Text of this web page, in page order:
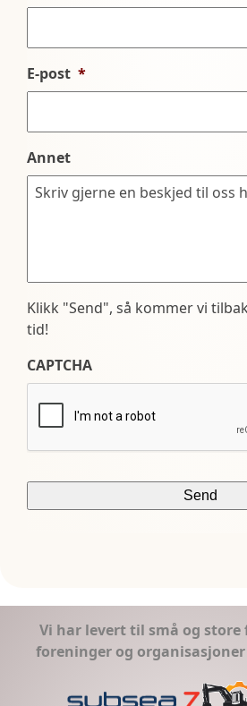
E-post *
Annet
Klikk "Send", så kommer vi
tid!
CAPTCHA
Vi har levert til små og store
foreninger og